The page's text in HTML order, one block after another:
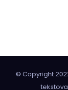
© Copyright